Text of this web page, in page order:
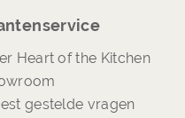
Heart of the Kitchen
gestelde vragen